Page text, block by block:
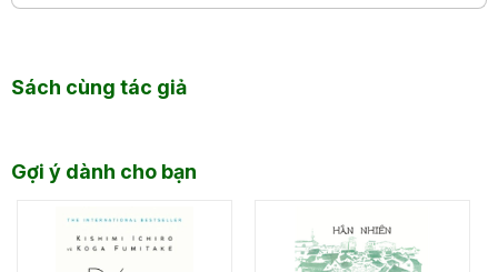
Sách cùng tác giả
Gợi ý dành cho bạn